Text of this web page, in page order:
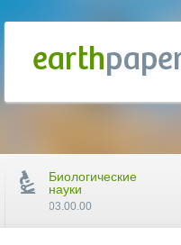
Биологические
науки
03.00.00